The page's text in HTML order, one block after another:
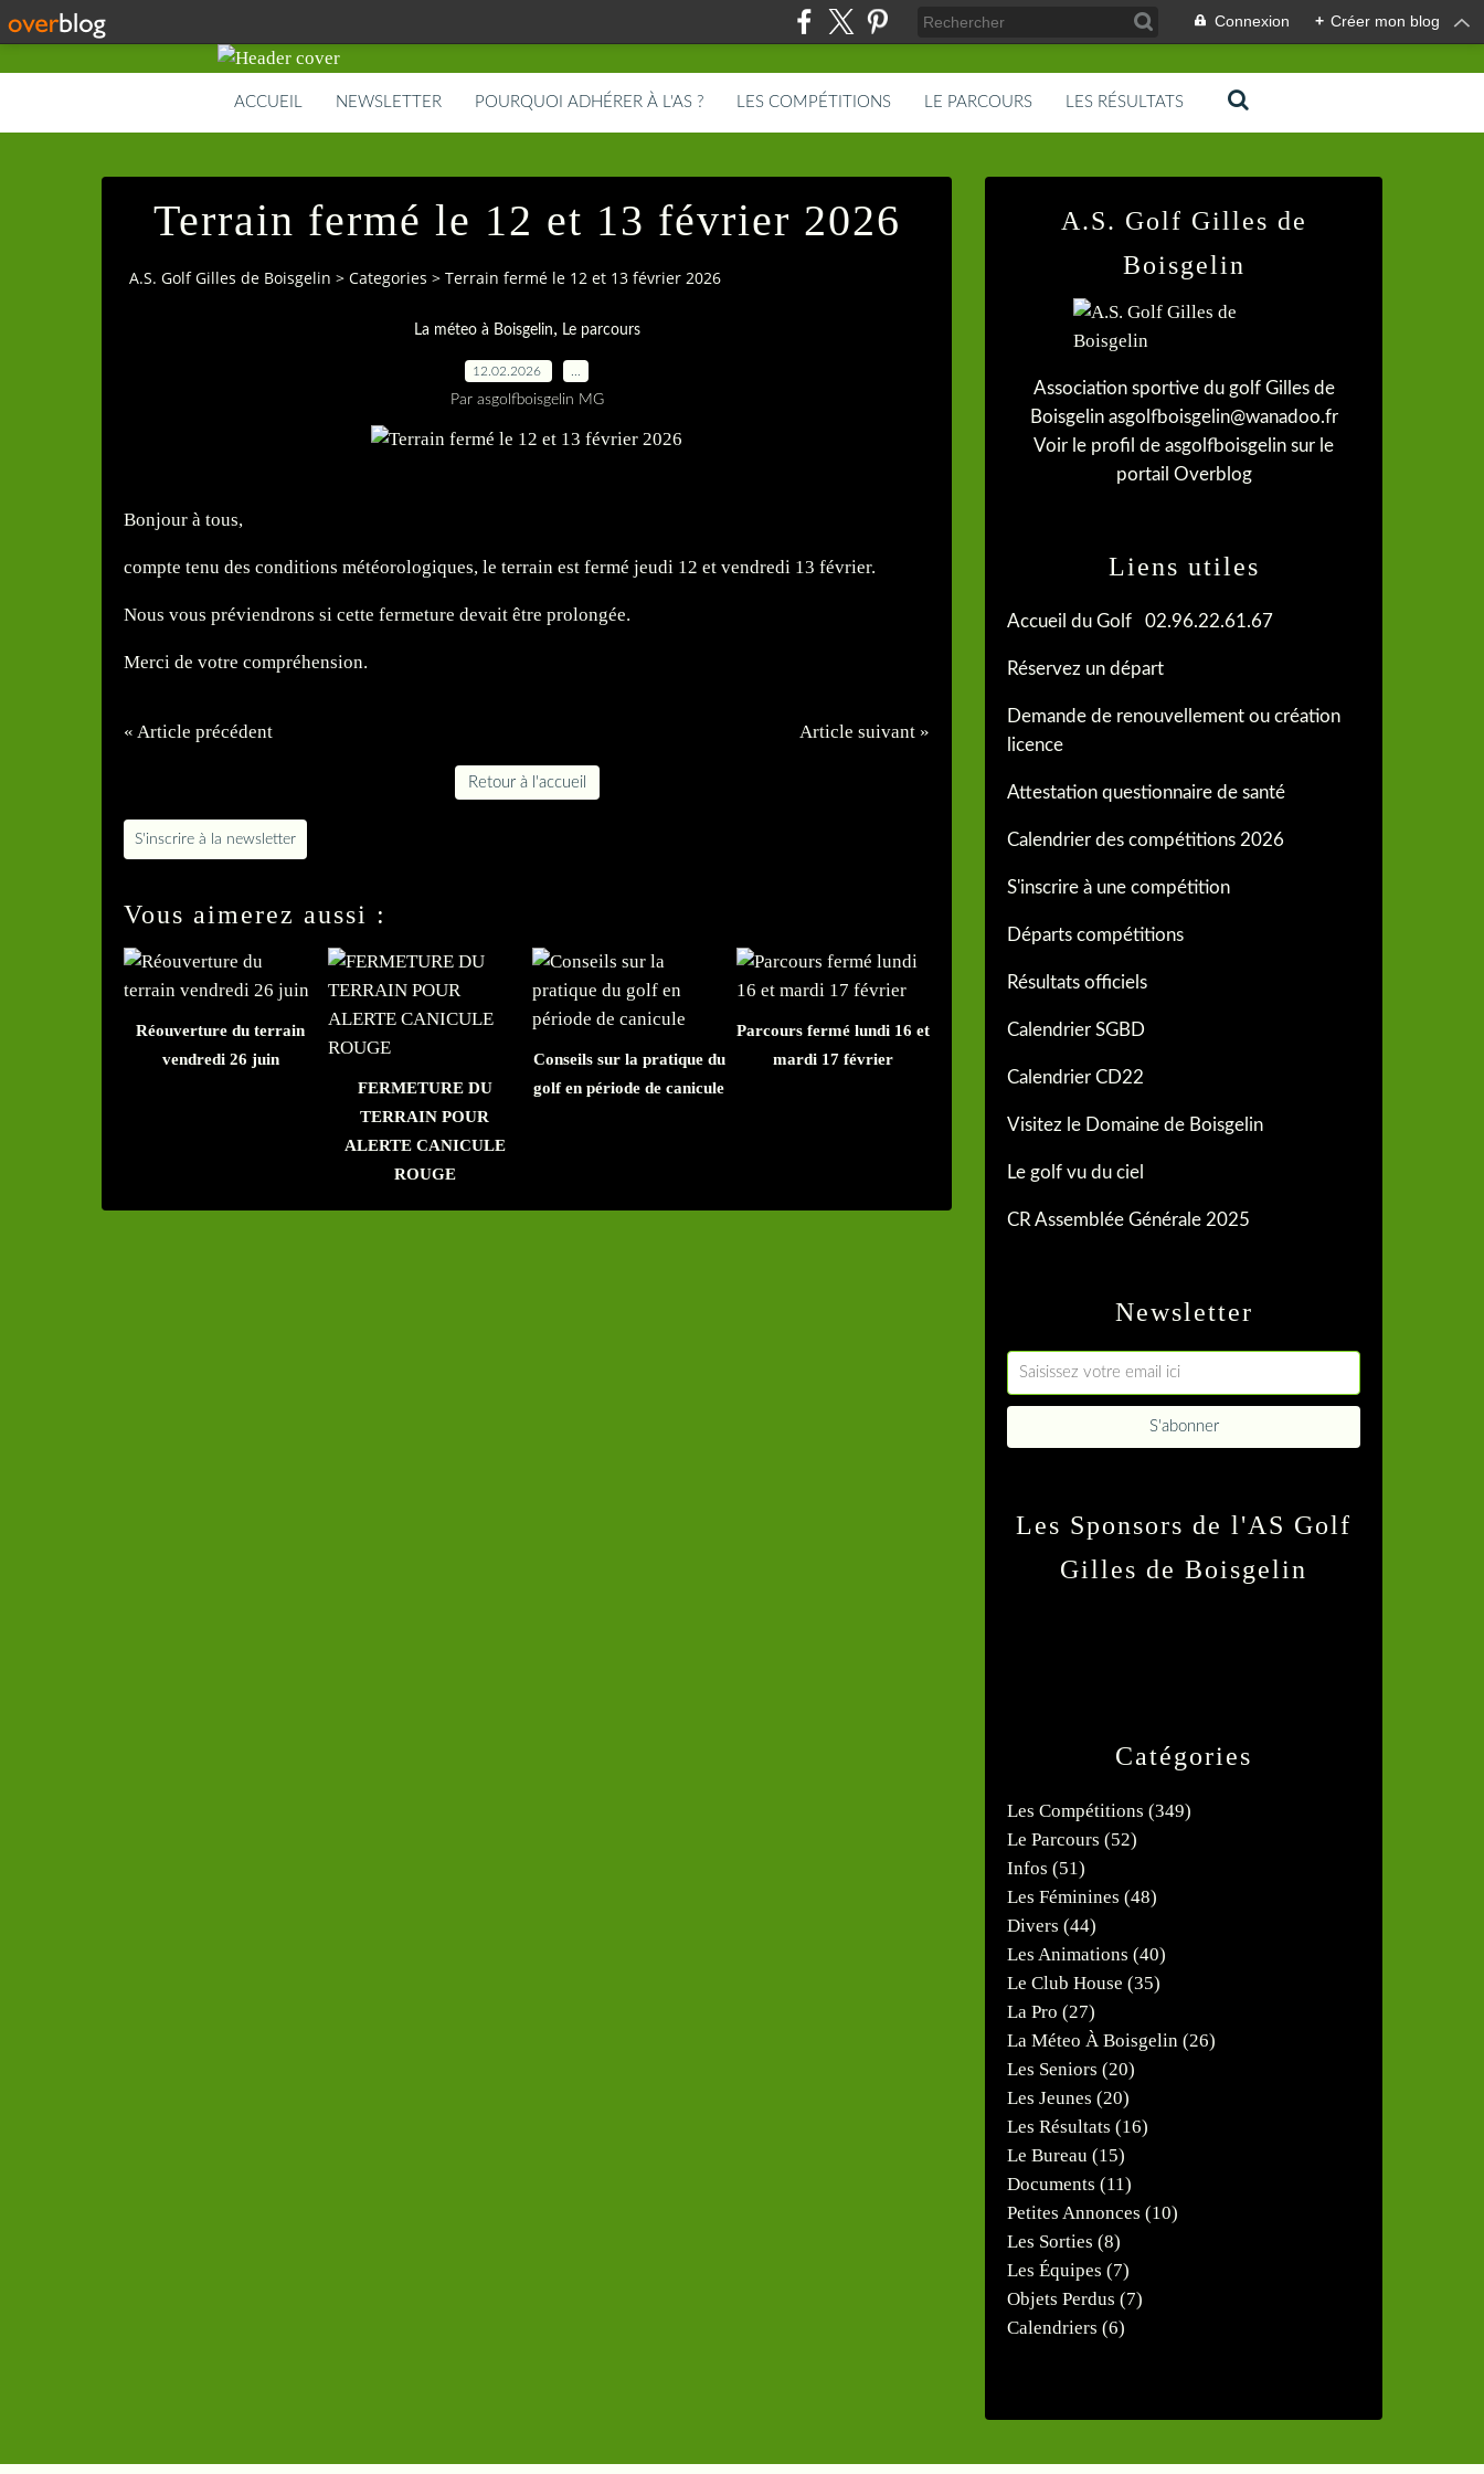
Connexion + Créer mon blog
ACCUEIL NEWSLETTER POURQUOI ADHÉRER À L'AS ? LES COMPÉTITIONS LE PARCOURS LES RÉSULTATS
Terrain fermé le 12 et 13 février 2026
A.S. Golf Gilles de Boisgelin > Categories > Terrain fermé le 12 et 13 février 2026
La méteo à Boisgelin, Le parcours
12.02.2026
Par asgolfboisgelin MG
Bonjour à tous,
compte tenu des conditions météorologiques, le terrain est fermé jeudi 12 et vendredi 13 février.
Nous vous préviendrons si cette fermeture devait être prolongée.
Merci de votre compréhension.
« Article précédent Article suivant »
Retour à l'accueil
S'inscrire à la newsletter
Vous aimerez aussi :
Réouverture du terrain
vendredi 26 juin
FERMETURE DU
TERRAIN POUR
ALERTE CANICULE
ROUGE
Conseils sur la pratique du
golf en période de canicule
Parcours fermé lundi 16 et
mardi 17 février
Newsletter
Catégories
Les Compétitions (349)
Le Parcours (52)
Infos (51)
Les Féminines (48)
Divers (44)
Les Animations (40)
Le Club House (35)
La Pro (27)
La Méteo À Boisgelin (26)
Les Seniors (20)
Les Jeunes (20)
Les Résultats (16)
Le Bureau (15)
Documents (11)
Petites Annonces (10)
Les Sorties (8)
Les Équipes (7)
Objets Perdus (7)
Calendriers (6)
A.S. Golf Gilles de
Boisgelin
Association sportive du golf Gilles de
Boisgelin asgolfboisgelin@wanadoo.fr
Voir le profil de asgolfboisgelin sur le
portail Overblog
Liens utiles
Accueil du Golf 02.96.22.61.67
Réservez un départ
Demande de renouvellement ou création
licence
Attestation questionnaire de santé
Calendrier des compétitions 2026
S'inscrire à une compétition
Départs compétitions
Résultats officiels
Calendrier SGBD
Calendrier CD22
Visitez le Domaine de Boisgelin
Le golf vu du ciel
CR Assemblée Générale 2025
Les Sponsors de l'AS Golf
Gilles de Boisgelin